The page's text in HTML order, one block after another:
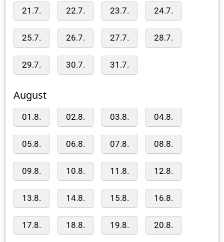
21.7. 22.7. 23.7. 24.7.
25.7. 26.7. 27.7. 28.7.
29.7. 30.7. 31.7.
August
01.8. 02.8. 03.8. 04.8.
05.8. 06.8. 07.8. 08.8.
09.8. 10.8. 11.8. 12.8.
13.8. 14.8. 15.8. 16.8.
17.8. 18.8. 19.8. 20.8.